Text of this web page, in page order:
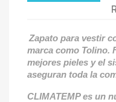
Zapato para vestir
marca como Tolino.
mejores pieles y el
aseguran toda la
CLIMATEMP es un